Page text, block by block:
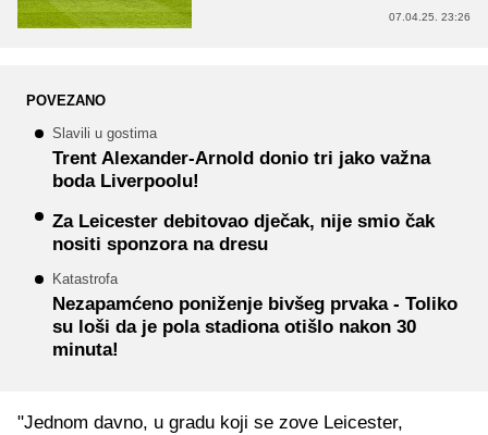
07.04.25. 23:26
POVEZANO
Slavili u gostima
Trent Alexander-Arnold donio tri jako važna
boda Liverpoolu!
Za Leicester debitovao dječak, nije smio čak
nositi sponzora na dresu
Katastrofa
Nezapamćeno poniženje bivšeg prvaka - Toliko
su loši da je pola stadiona otišlo nakon 30
minuta!
"Jednom davno, u gradu koji se zove Leicester,